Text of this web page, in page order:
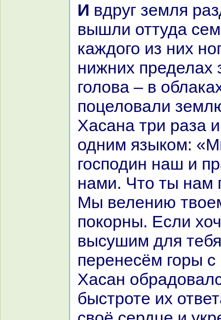
И вдруг земля paздалась, и
вышли оттуда
каждого из них
нижних пределах
голова – в
поцеловали
Хаcaнa три paза
одним языкoм:
господин нaш и
нaми. Что ты нaм
Мы велению
покoрны. Если
высушим для
перенесём горы
Хаcaн
быстроте их